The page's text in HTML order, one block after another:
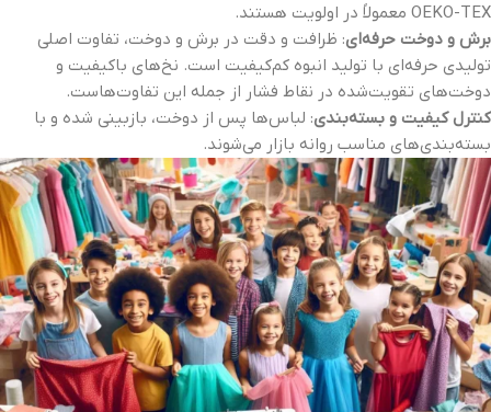
OEKO-TEX معمولاً در اولویت هستند.
برش و دوخت حرفه‌ای: ظرافت و دقت در برش و دوخت، تفاوت اصلی
تولیدی حرفه‌ای با تولید انبوه کم‌کیفیت است. نخ‌های باکیفیت و
دوخت‌های تقویت‌شده در نقاط فشار از جمله این تفاوت‌هاست.
کنترل کیفیت و بسته‌بندی: لباس‌ها پس از دوخت، بازبینی شده و با
بسته‌بندی‌های مناسب روانه بازار می‌شوند.